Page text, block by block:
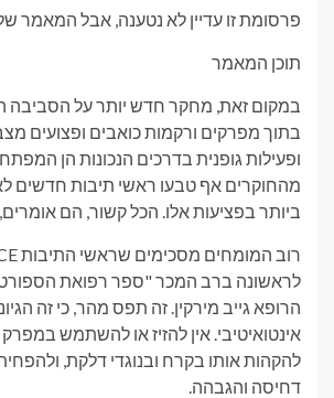
פרסומת זו עדיין לא נטענה, אבל המאמר
תוכן המאמר
במקום זאת, מחקר חדש יותר על הסביבה
בתוך מפרקים ורקמות כואבים ופצועים
ופעילות גופנית בדרכים הנכונות הן
מהחוקרים אף טבעו ראשי תיבות חדשים
ביותר בפציעות אלו. הכל קשור, הם
הרופא גייב מירקין. זה תפס מהר, כי זה
אינטואיטיבי. אין להזיז או להשתמש
להקהות אותו בקרח ובנוגדי דלקת,
דחיסה והגבהה.